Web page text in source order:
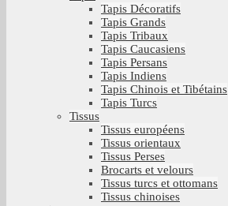
Tapis Décoratifs
Tapis Grands
Tapis Tribaux
Tapis Caucasiens
Tapis Persans
Tapis Indiens
Tapis Chinois et Tibétains
Tapis Turcs
Tissus
Tissus européens
Tissus orientaux
Tissus Perses
Brocarts et velours
Tissus turcs et ottomans
Tissus chinoises